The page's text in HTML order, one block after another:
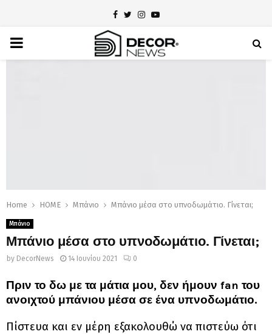
Facebook
TwitterInstagram
Youtube
PRIMARY
Home HOME Μπάνιο Μπάνιο μέσα στο υπνοδωμάτιο. Γίνεται;
Μπάνιο
Μπάνιο μέσα στο υπνοδωμάτιο. Γίνεται;
by DecorNews 14 Ιουνίου 2021 0
Πριν το δω με τα μάτια μου, δεν ήμουν fan του
ανοιχτού μπάνιου μέσα σε ένα υπνοδωμάτιο.
Πίστευα και εν μέρη εξακολουθώ να πιστεύω ότι